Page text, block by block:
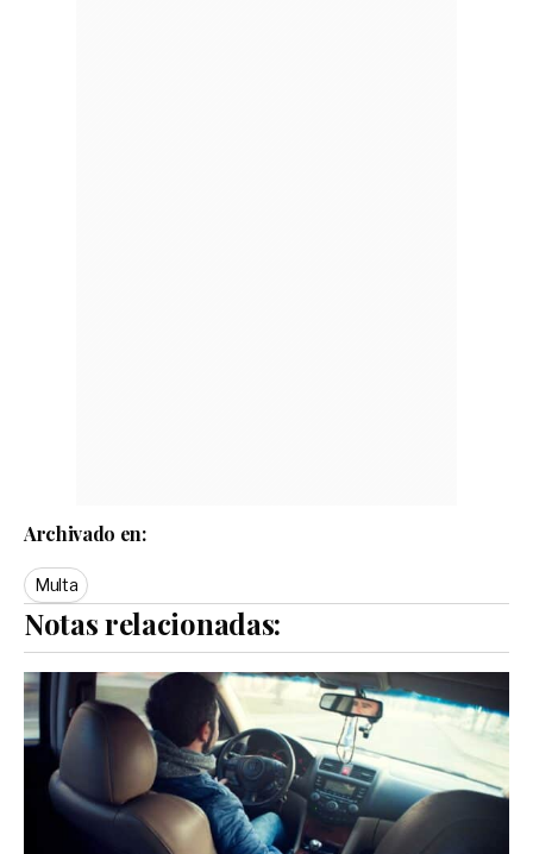
Archivado en:
Multa
Notas relacionadas: